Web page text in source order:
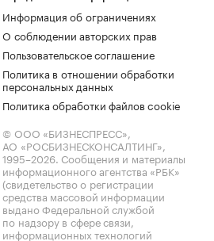
Информация об ограничениях
О соблюдении авторских прав
Пользовательское соглашение
Политика в отношении обработки
персональных данных
Политика обработки файлов cookie
© ООО «БИЗНЕСПРЕСС»,
АО «РОСБИЗНЕСКОНСАЛТИНГ»,
1995–2026. Сообщения и материалы
информационного агентства «РБК»
(свидетельство о регистрации
средства массовой информации
выдано Федеральной службой
по надзору в сфере связи,
информационных технологий